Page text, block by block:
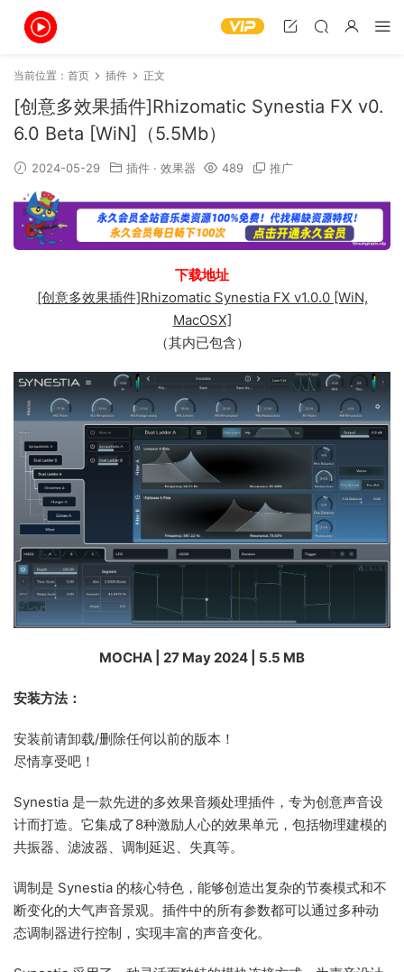
当前位置： 首页 插件 正文
[创意多效果插件]Rhizomatic Synestia FX v0.
6.0 Beta [WiN]（5.5Mb）
2024-05-29 插件 · 效果器 489 推广
下载地址
[创意多效果插件]Rhizomatic Synestia FX v1.0.0 [WiN,
MacOSX]
（其内已包含）
MOCHA | 27 May 2024 | 5.5 MB
安装方法：
安装前请卸载/删除任何以前的版本！
尽情享受吧！
Synestia 是一款先进的多效果音频处理插件，专为创意声音设
计而打造。它集成了8种激励人心的效果单元，包括物理建模的
共振器、滤波器、调制延迟、失真等。
调制是 Synestia 的核心特色，能够创造出复杂的节奏模式和不
断变化的大气声音景观。插件中的所有参数都可以通过多种动
态调制器进行控制，实现丰富的声音变化。